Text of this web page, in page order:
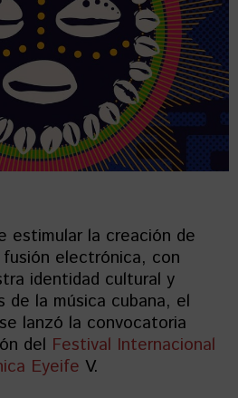
estimular la creación de
electrónica, con
identidad cultural y
de la música cubana, el
lanzó la convocatoria
del Festival Internacional
Eyeife V.